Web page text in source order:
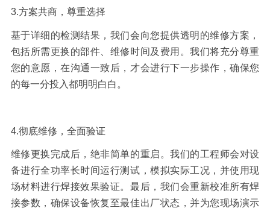
3.方案共商，尊重选择
基于详细的检测结果，我们会向您提供透明的维修方案，
包括所需更换的部件、维修时间及费用。我们将充分尊重
您的意愿，在沟通一致后，才会进行下一步操作，确保您
的每一分投入都明明白白。
4.彻底维修，全面验证
维修更换完成后，绝非简单的重启。我们的工程师会对设
备进行全功率长时间运行测试，模拟实际工况，并使用现
场材料进行焊接效果验证。最后，我们会重新校准所有焊
接参数，确保设备恢复至最佳出厂状态，并为您现场演示